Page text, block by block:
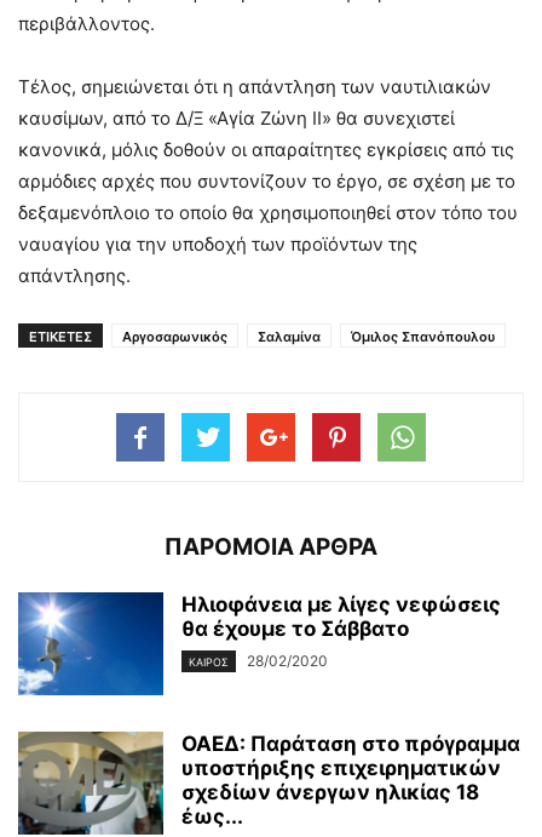
περιβάλλοντος.
Τέλος, σημειώνεται ότι η απάντληση των ναυτιλιακών
καυσίμων, από το Δ/Ξ «Αγία Ζώνη ΙΙ» θα συνεχιστεί
κανονικά, μόλις δοθούν οι απαραίτητες εγκρίσεις από τις
αρμόδιες αρχές που συντονίζουν το έργο, σε σχέση με το
δεξαμενόπλοιο το οποίο θα χρησιμοποιηθεί στον τόπο του
ναυαγίου για την υποδοχή των προϊόντων της
απάντλησης.
ΕΤΙΚΕΤΕΣ Αργοσαρωνικός Σαλαμίνα Όμιλος Σπανόπουλου
ΠΑΡΟΜΟΙΑ ΑΡΘΡΑ
Ηλιοφάνεια με λίγες νεφώσεις
θα έχουμε το Σάββατο
ΚΑΙΡΌΣ 28/02/2020
ΟΑΕΔ: Παράταση στο πρόγραμμα
υποστήριξης επιχειρηματικών
σχεδίων άνεργων ηλικίας 18
έως...